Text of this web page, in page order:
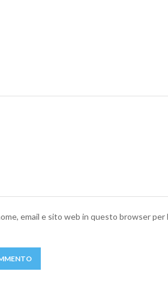
email e sito web in questo browser per